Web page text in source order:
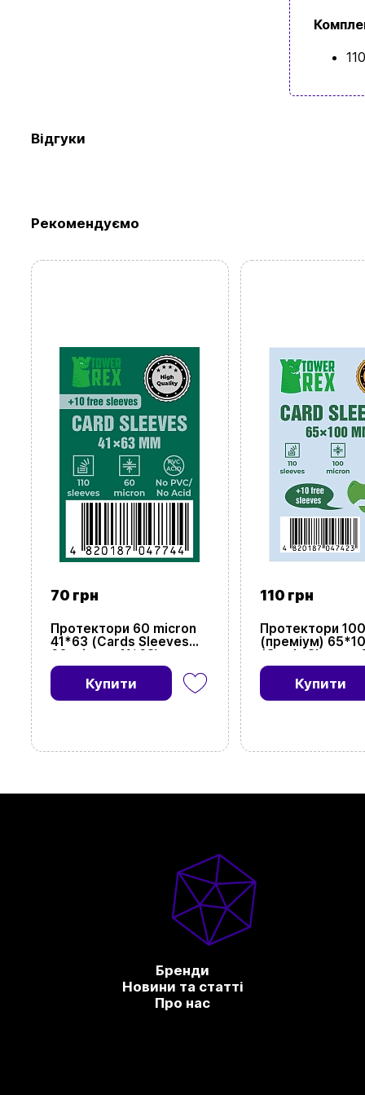
Відгуки
Рекомендуємо
70 грн
Протектори 60 micron
41*63 (Cards Sleeves
60 micron 41*63)
Купити
110 грн
Протектори
(преміум)
(Cards Sleeves
micron
65*100)Купити
Бренди
Новини та статті
Про нас